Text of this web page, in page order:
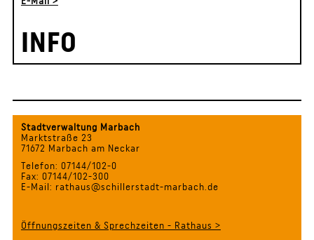
INFO
Stadtverwaltung Marbach
Marktstraße 23
71672 Marbach am Neckar
Telefon: 07144/102-0
Fax: 07144/102-300
E-Mail: rathaus@schillerstadt-marbach.de
Öffnungszeiten & Sprechzeiten - Rathaus >